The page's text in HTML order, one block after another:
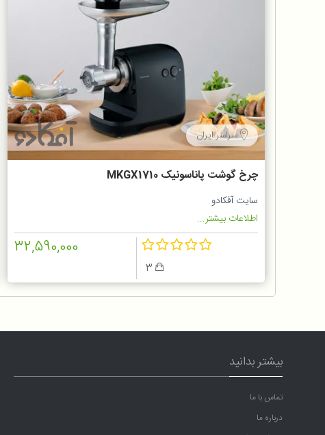
سراسر ایران
چرخ گوشت پاناسونیک MKGX1710
سایت آفکادو
اطلاعات بیشتر...
32,590,000
بیشتر بدانید
تماس با ما
درباره ما